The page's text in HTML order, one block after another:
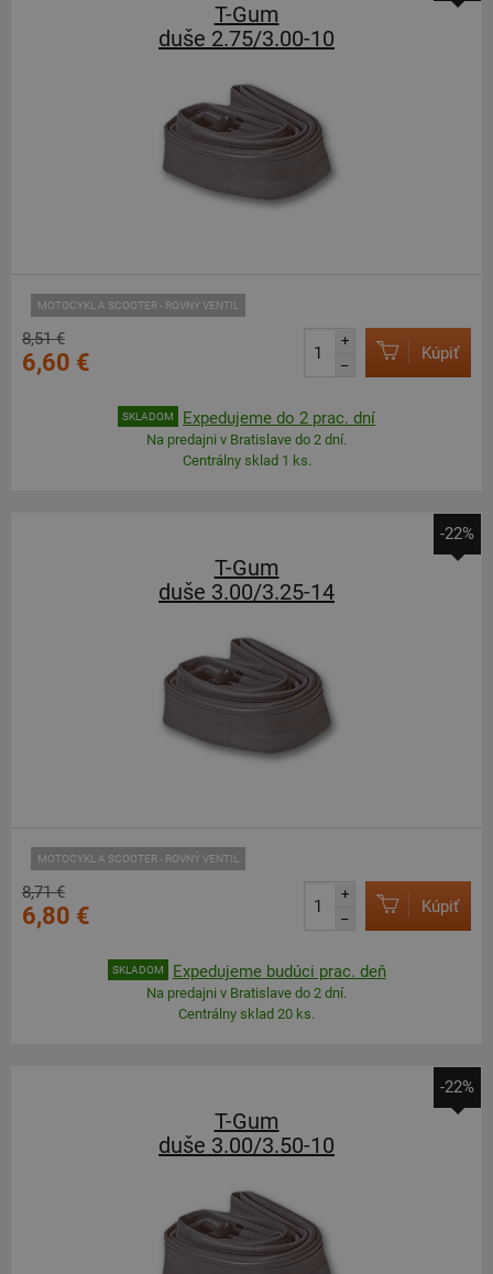
T-Gum
duše 2.75/3.00-10
MOTOCYKL A SCOOTER - ROVNÝ VENTIL
8,51 €
6,60 €
+
–
Kúpiť
SKLADOM Expedujeme do 2 prac. dní
Na predajni v Bratislave do 2 dní.
Centrálny sklad 1 ks.
-22%
T-Gum
duše 3.00/3.25-14
MOTOCYKL A SCOOTER - ROVNÝ VENTIL
8,71 €
6,80 €
+
–
Kúpiť
SKLADOM Expedujeme budúci prac. deň
Na predajni v Bratislave do 2 dní.
Centrálny sklad 20 ks.
-22%
T-Gum
duše 3.00/3.50-10